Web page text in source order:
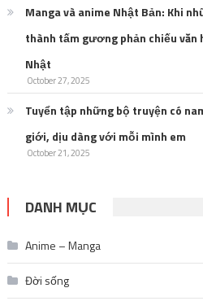
Manga và anime Nhật Bản: Khi
thành tấm gương phản chiếu
Nhật
October 27, 2025
Tuyển tập những bộ truyện có
giới, dịu dàng với mỗi mình em
October 21, 2025
DANH MỤC
Anime – Manga
Đời sống